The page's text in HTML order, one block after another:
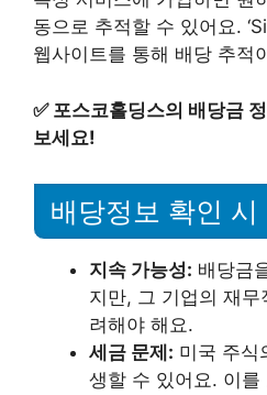
동으로 추적할 수 있어요.
웹사이트를 통해 배당 추적
✅ 포스코홀딩스의 배당금
보세요!
배당정보 확인 시
지속 가능성: 배당금
지만, 그 기업의 재
려해야 해요.
세금 문제: 미국 주식
생할 수 있어요. 이